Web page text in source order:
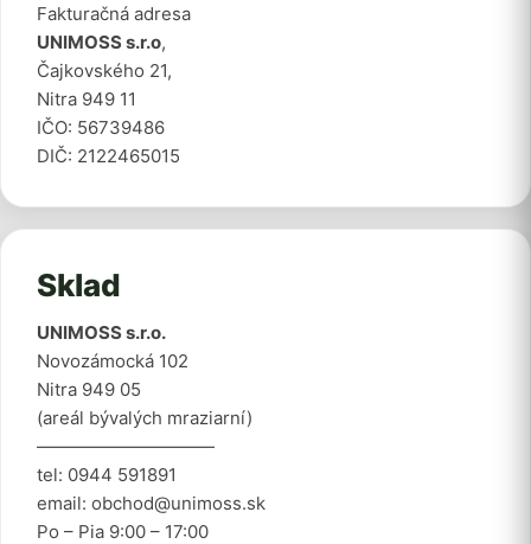
Fakturačná adresa
UNIMOSS s.r.o,
Čajkovského 21,
Nitra 949 11
IČO: 56739486
DIČ: 2122465015
Sklad
UNIMOSS s.r.o.
Novozámocká 102
Nitra 949 05
(areál bývalých mraziarní)
——————————
tel: 0944 591891
email: obchod@unimoss.sk
Po – Pia 9:00 – 17:00